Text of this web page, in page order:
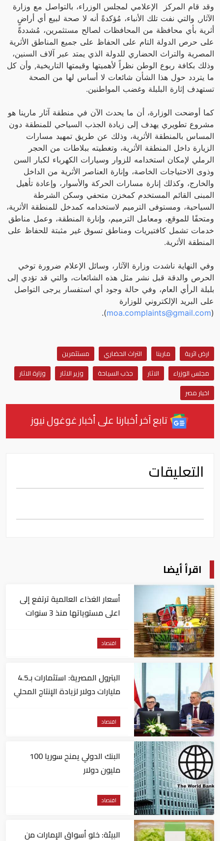
وقد قام المركز الإعلامي لمجلس الوزراء، بالتواصل مع وزارة
الآثار, والتي نفت تلك الأنباء، مُؤكدةً أنه لا صحة لبيع أي أراضٍ
أثرية بأي محافظة من المحافظات لصالح مستثمرين، مُشددةً
على حرص الدولة التام على الحفاظ على جميع المناطق الأثرية
المصرية والتراث الحضاري للدولة الذي يمتد عبر آلاف السنين،
وذلك بكافة ربوع الوطن نظراً لأهميتها وقيمتها التاريخية, وأن كل
ما يتردد حول هذا الشأن شائعات لا أساس لها من الصحة
تستهدف إثارة البلبلة وغضب المواطنين.
كما أوضحت الوزارة، أن ما يحدث الآن في منطقة آثار مارينا هو
مشروع تطويري يهدف إلى زيادة الجذب السياحي للمنطقة دون
المساس بالمنطقة الأثرية، وذلك عن طريق تمهيد مسارات
الزيارة داخل المنطقة الأثرية، وتغطيته ببلاطات من الحجر
الرملي لإمكان استخدامه للزوار وسيارات الكهرباء لكبار السن
وذوى الاحتياجات الخاصة، وإنارة العناصر الأثرية من الداخل
والخارج، وكذلك إنارة مسارات الحركة والأسوار، وإعادة تأهيل
المبنى القائم المستخدم كمخزن متحفي وسكن الشرطة
السياحية، ومستوفى الترميم لاستخدامه كمدخل للمنطقة الأثرية،
ومتحفًا للموقع، ومعامل الترميم، وإنارة المنطقة، وعمل مناطق
خدمات تشمل كافتيريات ومناطق تسوق غير مثبتة للحفاظ على
المنطقة الأثرية.
وفي النهاية ناشدت وزارة الآثار، وسائل الإعلام ضرورة توخي
الحرص والدقة قبل نشر مثل هذه الشائعات، والتي قد تؤدي إلى
بلبلة الرأي العام، وفي حالة وجود أي استفسار يرجى التواصل
على البريد الإلكتروني للوزارة
(
moa.complaints@gmail.com
).
ارض اثرية مارينا التراث الحضاري
مستثمرين
مجلس الوزراء
الاثار جذب السياحة وزير الاثار
وزارة الاثار
اخبار مصر
تابع آخر أخبارنا على أخبار غوغول نيوز
التعليقات
اقرأ أيضا
أسعار الغذاء العالمية ترتفع إلى
اعلى مستوياتها منذ 3 سنوات
اقتصاد
البترول المصرية: استثمارات بـ4.5
مليارات دولار لزيادة الإنتاج المحلي
اقتصاد
البنك الدولي يمنح سوريا 100
مليون دولار
اقتصاد
البيئة: خلو أسواق الإمارات من